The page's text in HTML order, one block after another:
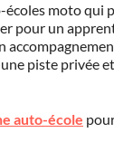
écoles moto qui
pour un
piste privée
auto-école